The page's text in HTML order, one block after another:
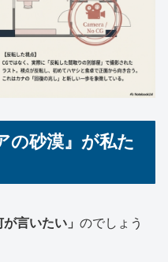
の砂漠』が私た
が言いたい」 のでしょう